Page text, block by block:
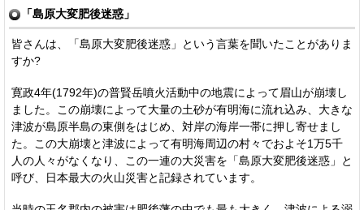
「島原大変肥後迷惑」
皆さんは、「島原大変肥後迷惑」という言葉を聞いたことがありま
すか?
寛政4年(1792年)の普賢岳噴火活動中の地震によって眉山が崩壊し
ました。この崩壊によって大量の土砂が有明海に流れ込み、大きな
津波が島原半島の東側をはじめ、対岸の海岸一帯に押し寄せまし
た。この大崩壊と津波によって有明海周辺の村々でおよそ1万5千
人の人々がなくなり、この一連の大災害を「島原大変肥後迷惑」と
呼び、日本最大の火山災害と記録されています。